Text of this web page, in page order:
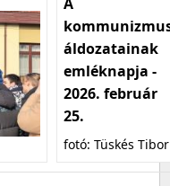
áldozatainak
emléknapja -
2026. február
25.
fotó: Tüskés Tibor